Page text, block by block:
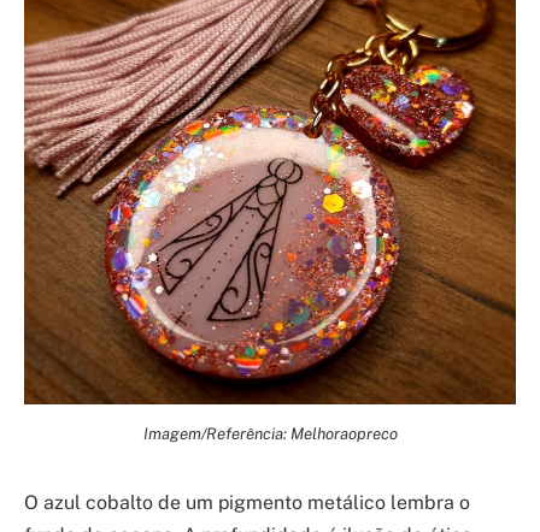
Imagem/Referência: Melhoraopreco
O azul cobalto de um pigmento metálico lembra o